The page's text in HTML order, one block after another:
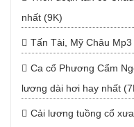
nhất (9K)
Tấn Tài, Mỹ Châu
Ca cổ Phương Cẩm
lương dài hơi hay nhất
Cải lương tuồng cổ